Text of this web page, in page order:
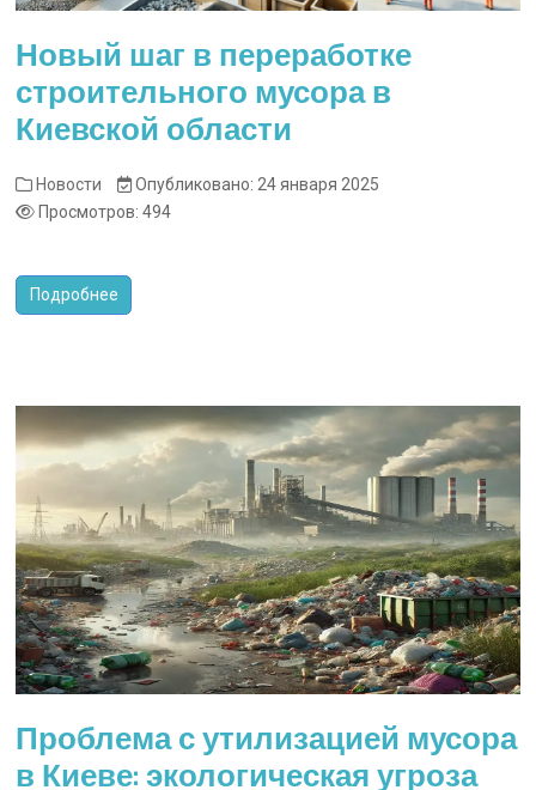
Новый шаг в переработке
строительного мусора в
Киевской области
Новости
Опубликовано: 24 января 2025
Просмотров: 494
Подробнее
Проблема с утилизацией мусора
в Киеве: экологическая угроза